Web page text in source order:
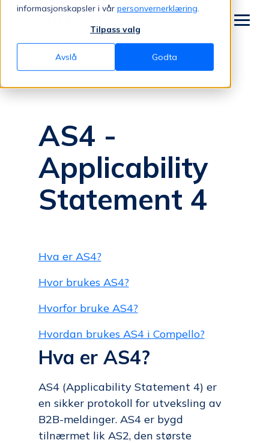
informasjonskapsler i vår personvernerklæring.
Tilpass valg
Godta
Avslå
Jump to content
Ordbok
AS4 -
Applicability
Statement 4
Hva er AS4?
Hvor brukes AS4?
Hvorfor bruke AS4?
Hvordan brukes AS4 i Compello?
Hva er AS4?
AS4 (Applicability Statement 4) er
en sikker protokoll for utveksling av
B2B-meldinger. AS4 er bygd
tilnærmet lik AS2, den største